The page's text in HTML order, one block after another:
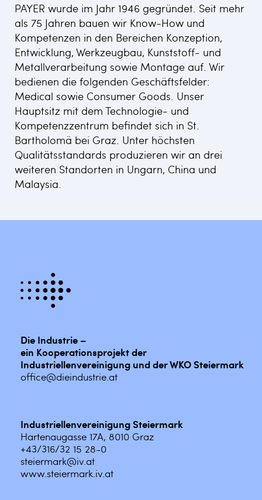
PAYER wurde im Jahr 1946 gegründet. Seit mehr
als 75 Jahren bauen wir Know-How und
Kompetenzen in den Bereichen Konzeption,
Entwicklung, Werkzeugbau, Kunststoff- und
Metallverarbeitung sowie Montage auf. Wir
bedienen die folgenden Geschäftsfelder:
Medical sowie Consumer Goods. Unser
Hauptsitz mit dem Technologie- und
Kompetenzzentrum befindet sich in St.
Bartholomä bei Graz. Unter höchsten
Qualitätsstandards produzieren wir an drei
weiteren Standorten in Ungarn, China und
Malaysia.
Die Industrie –
ein Kooperationsprojekt der
Industriellenvereinigung und der WKO Steiermark
office@dieindustrie.at
Industriellenvereinigung Steiermark
Hartenaugasse 17A, 8010 Graz
+43/316/32 15 28-0
steiermark@iv.at
www.steiermark.iv.at